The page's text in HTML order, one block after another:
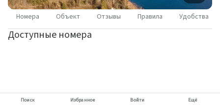
Номера Объект Отзывы Правила Удобства
Доступные номера
Поиск Избранное Войти Ещё